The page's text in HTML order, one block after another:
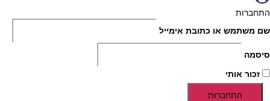
התחברות
שם משתמש או כתובת אימייל
סיסמה
זכור אותי
התחברות